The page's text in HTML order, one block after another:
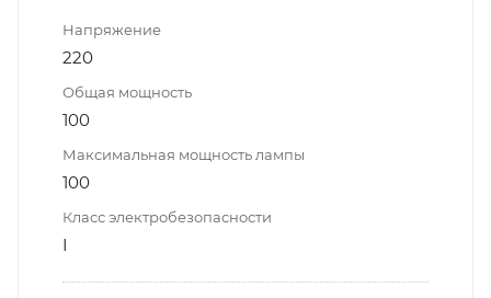
Напряжение
220
Общая мощность
100
Максимальная мощность лампы
100
Класс электробезопасности
I